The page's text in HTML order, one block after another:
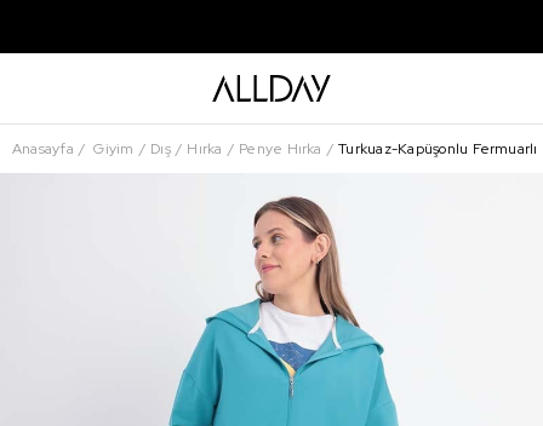
Anasayfa Giyim Dış Hırka Penye Hırka Turkuaz-Kapüşonlu Fermuarlı